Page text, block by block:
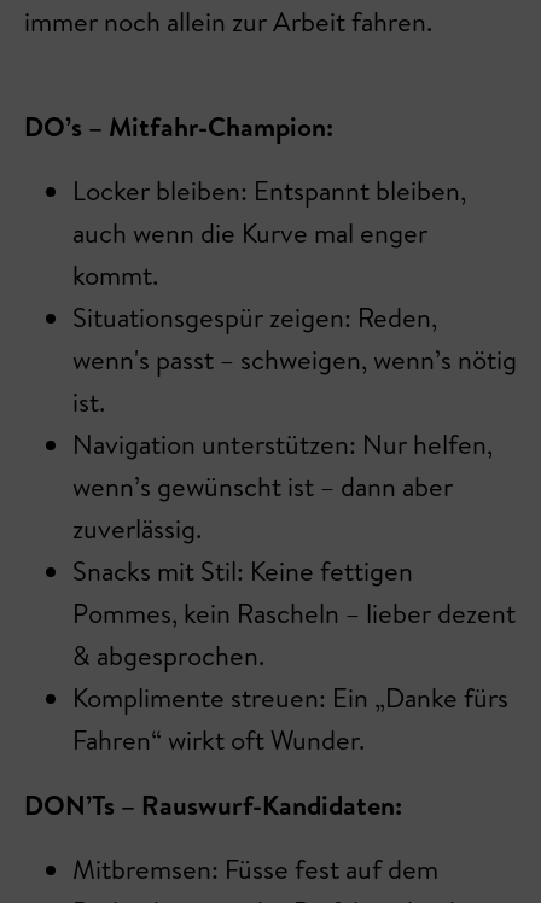
immer noch allein zur Arbeit fahren.
DO’s – Mitfahr-Champion:
Locker bleiben: Entspannt bleiben,
auch wenn die Kurve mal enger
kommt.
Situationsgespür zeigen: Reden,
wenn's passt – schweigen, wenn’s nötig
ist.
Navigation unterstützen: Nur helfen,
wenn’s gewünscht ist – dann aber
zuverlässig.
Snacks mit Stil: Keine fettigen
Pommes, kein Rascheln – lieber dezent
& abgesprochen.
Komplimente streuen: Ein „Danke fürs
Fahren“ wirkt oft Wunder.
DON’Ts – Rauswurf-Kandidaten:
Mitbremsen: Füsse fest auf dem